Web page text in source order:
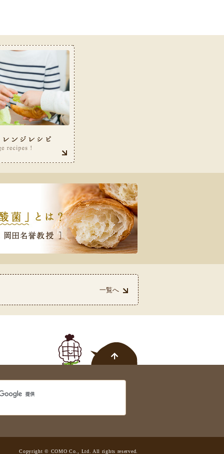
一覧へ
Copyright © COMO Co., Ltd. All rights reserved.